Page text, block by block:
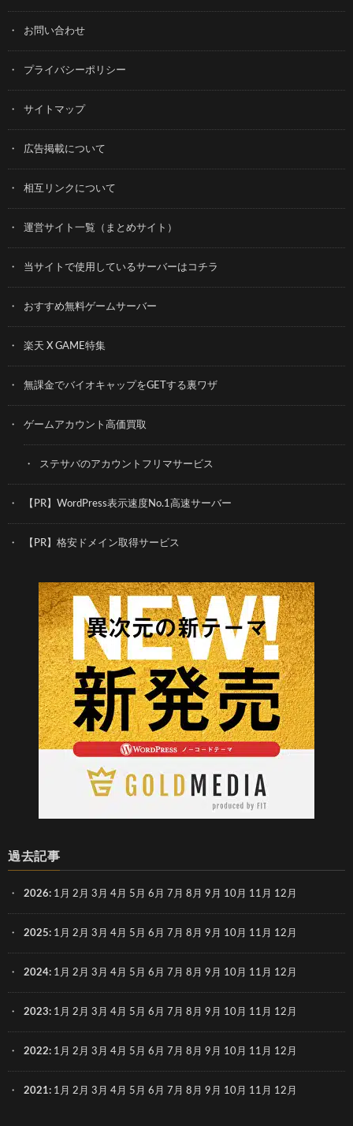
お問い合わせ
プライバシーポリシー
サイトマップ
広告掲載について
相互リンクについて
運営サイト一覧（まとめサイト）
当サイトで使用しているサーバーはコチラ
おすすめ無料ゲームサーバー
楽天 X GAME特集
無課金でバイオキャップをGETする裏ワザ
ゲームアカウント高価買取
ステサバのアカウントフリマサービス
【PR】WordPress表示速度No.1高速サーバー
【PR】格安ドメイン取得サービス
過去記事
2026: 1月 2月 3月 4月 5月 6月 7月 8月 9月 10月 11月 12月
2025: 1月 2月 3月 4月 5月 6月 7月 8月 9月 10月 11月 12月
2024: 1月 2月 3月 4月 5月 6月 7月 8月 9月 10月 11月 12月
2023: 1月 2月 3月 4月 5月 6月 7月 8月 9月 10月 11月 12月
2022: 1月 2月 3月 4月 5月 6月 7月 8月 9月 10月 11月 12月
2021: 1月 2月 3月 4月 5月 6月 7月 8月 9月 10月 11月 12月